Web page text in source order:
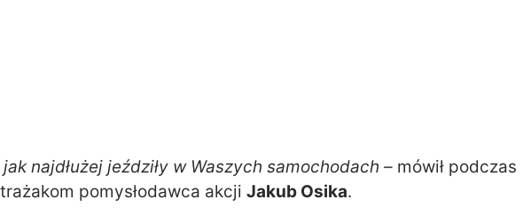
najdłużej jeździły w Waszych samochodach – mówił podczas
pomysłodawca akcji Jakub Osika.